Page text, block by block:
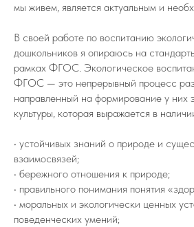
мы живем, является актуальным и
В своей работе по воспитанию
дошкольников я опираюсь на
рамках ФГОС. Экологическое
ФГОС — это непрерывный процесс
направленный на формирование у них
культуры, которая выражается в
• устойчивых знаний о природе и
взаимосвязей;
• бережного отношения к природе;
• правильного понимания понятия
• моральных и экологически ценных
поведенческих умений;